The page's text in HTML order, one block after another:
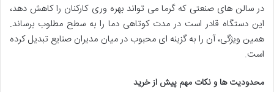
در سالن های صنعتی که گرما می تواند بهره وری کارکنان را کاهش دهد،
این دستگاه قادر است در مدت کوتاهی دما را به سطح مطلوب برساند.
همین ویژگی، آن را به گزینه ای محبوب در میان مدیران صنایع تبدیل کرده
است.
محدودیت ها و نکات مهم پیش از خرید